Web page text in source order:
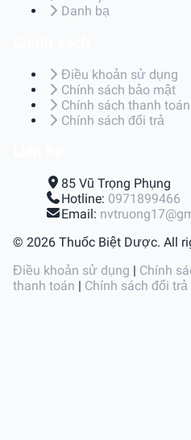
Danh bạ
Điều khoản sử dụng
Chính sách bảo mật
Chính sách thanh toán
Chính sách đổi trả
85 Vũ Trọng Phụng
Hotline: 0971899466
Email:
© 2026 Thuốc Biệt Dược. All
Điều khoản sử dụng | Chính
thanh toán | Chính sách đổi trả